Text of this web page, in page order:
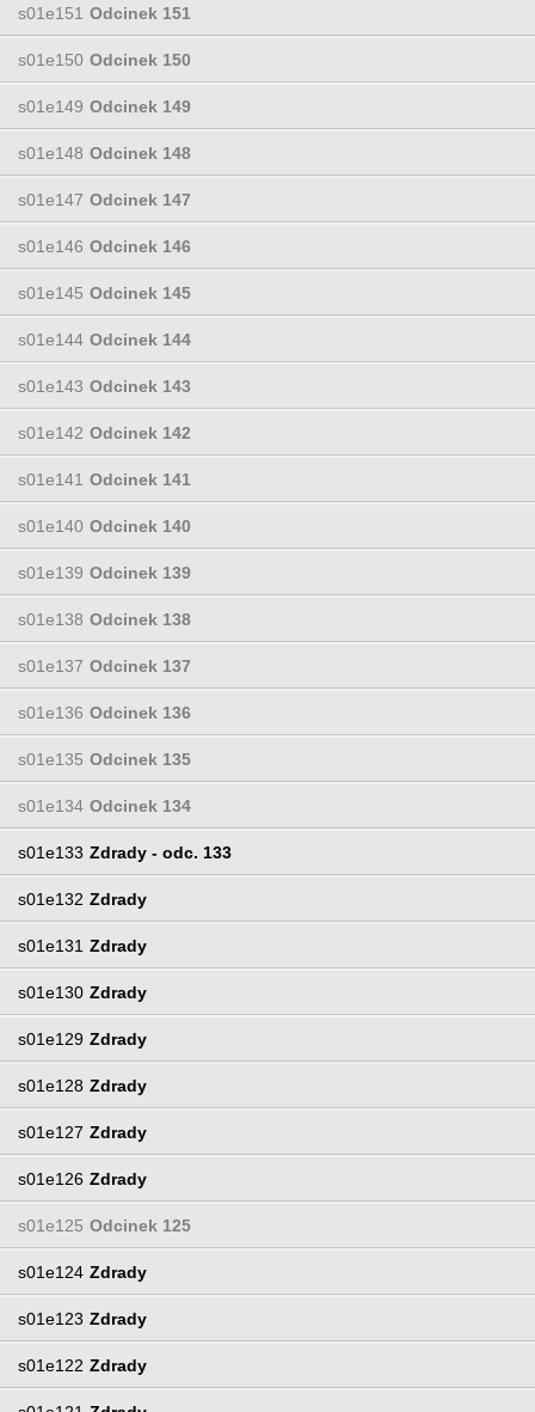
s01e151 Odcinek 151
s01e150 Odcinek 150
s01e149 Odcinek 149
s01e148 Odcinek 148
s01e147 Odcinek 147
s01e146 Odcinek 146
s01e145 Odcinek 145
s01e144 Odcinek 144
s01e143 Odcinek 143
s01e142 Odcinek 142
s01e141 Odcinek 141
s01e140 Odcinek 140
s01e139 Odcinek 139
s01e138 Odcinek 138
s01e137 Odcinek 137
s01e136 Odcinek 136
s01e135 Odcinek 135
s01e134 Odcinek 134
s01e133 Zdrady - odc. 133
s01e132 Zdrady
s01e131 Zdrady
s01e130 Zdrady
s01e129 Zdrady
s01e128 Zdrady
s01e127 Zdrady
s01e126 Zdrady
s01e125 Odcinek 125
s01e124 Zdrady
s01e123 Zdrady
s01e122 Zdrady